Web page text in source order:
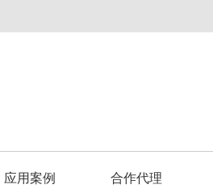
应用案例 合作代理